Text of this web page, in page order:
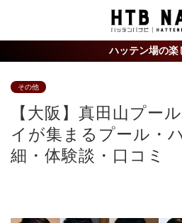
ハッテン場の楽
その他
【大阪】真田山プー
イが集まるプール・
細・体験談・口コミ